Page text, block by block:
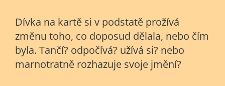
Dívka na kartě si v podstatě prožívá
změnu toho, co doposud dělala, nebo čím
byla. Tančí? odpočívá? užívá si? nebo
marnotratně rozhazuje svoje jmění?